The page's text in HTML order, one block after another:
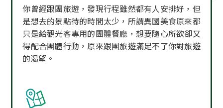
你曾經跟團旅遊，發現行程雖然都有人安排好，但
是想去的景點待的時間太少，所謂異國美食原來都
只是給觀光客專用的團體餐廳，想要隨心所欲卻又
得配合團體行動，原來跟團旅遊滿足不了你對旅遊
的渴望。